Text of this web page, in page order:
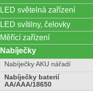
LED světelná zařízení
LED svítilny, čelovky
Měřící zařízení
Nabíječky
Nabíječky AKU nářadí
Nabíječky baterií
AA/AAA/18650